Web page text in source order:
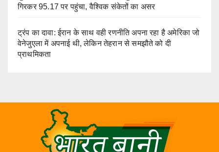
गिरकर 95.17 पर पहुंचा, वैश्विक संकेतों का असर
ट्रंप का दावा: ईरान के साथ वही रणनीति अपना रहा है अमेरिका जो
वेनेजुएला में अपनाई थी, लेकिन तेहरान से समझौते को दी
प्राथमिकता